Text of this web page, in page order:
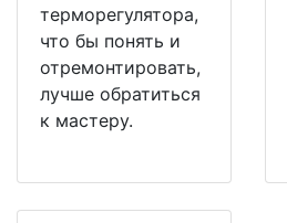
терморегулятора,
что бы понять и
отремонтировать,
лучше обратиться
к мастеру.